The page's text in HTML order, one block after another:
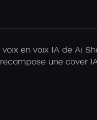
en voix IA de Ai
une cover